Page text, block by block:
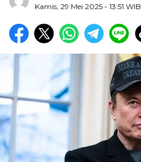
Kamis, 29 Mei 2025 - 13:51 WIB